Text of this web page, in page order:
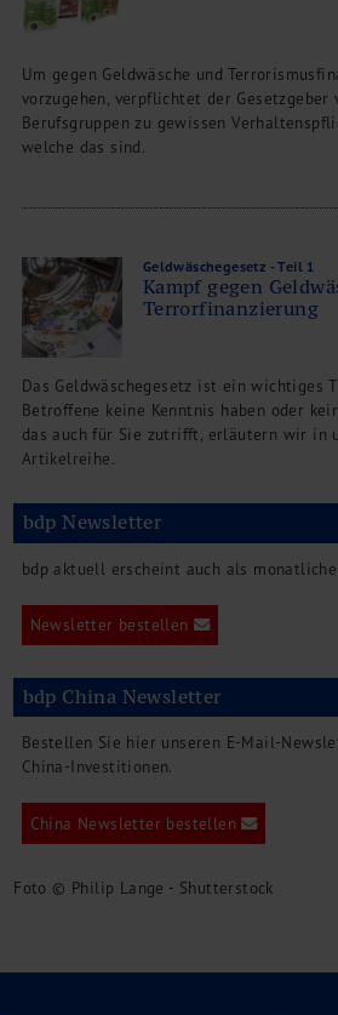
Um gegen Geldwäsche und
vorzugehen, verpflichtet der Gesetzgeber
Berufsgruppen zu gewissen
welche das sind.
Geldwäschegesetz - Teil 1
Kampf gegen
Terrorfinanzierung
Das Geldwäschegesetz ist ein wichtiges
Betroffene keine Kenntnis haben oder
das auch für Sie zutrifft, erläutern wir in
Artikelreihe.
bdp Newsletter
bdp aktuell erscheint auch als
Newsletter bestellen
bdp China Newsletter
Bestellen Sie hier unseren E-Mail-
China-Investitionen.
China Newsletter bestellen
Foto © Philip Lange - Shutterstock